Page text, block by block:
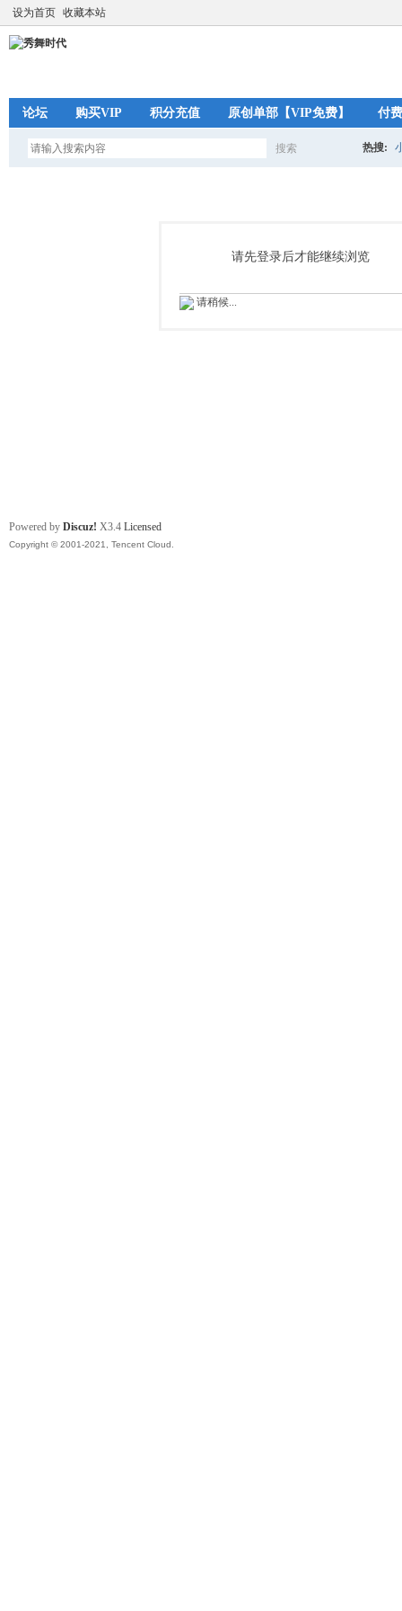
设为首页 收藏本站
论坛 购买VIP 积分充值 原创单部【VIP免费】 付
搜索
索
热搜:
请先登录后才能继续浏览
请稍候...
Powered by Discuz! X3.4 Licensed
Copyright © 2001-2021, Tencent Cloud.